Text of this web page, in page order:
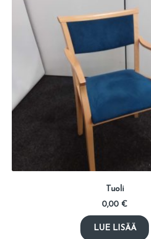
Tuoli
0,00 €
LUE LISÄÄ